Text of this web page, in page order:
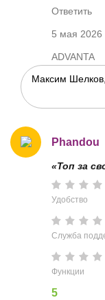
Ответить
5 мая 2026
ADVANTA
Phandou
«Топ за
Удобство
Служба
Функции
5